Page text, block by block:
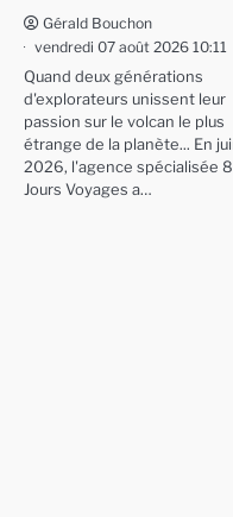
Gérald Bouchon
vendredi 07 août 2026 10:11
Quand deux générations
d'explorateurs unissent leur
passion sur le volcan le plus
étrange de la planète... En
2026, l'agence spécialisée
Jours Voyages a…